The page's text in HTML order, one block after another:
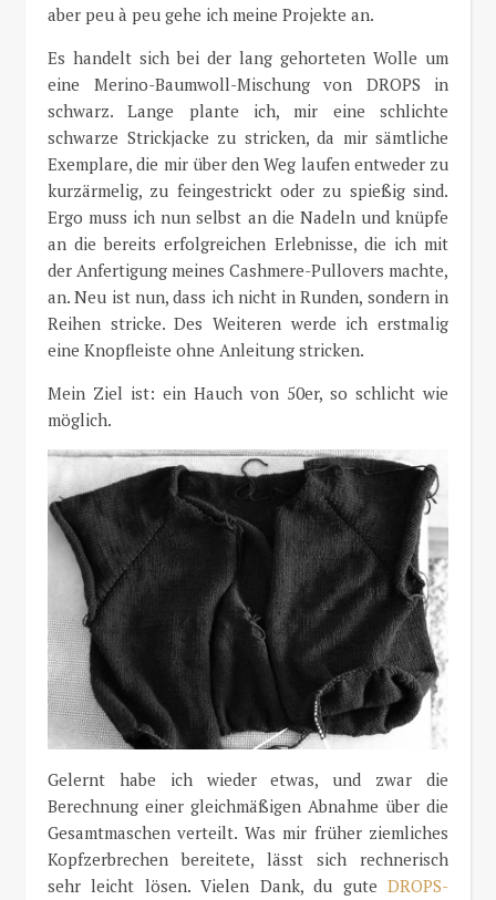
aber peu à peu gehe ich meine Projekte an.
Es handelt sich bei der lang gehorteten Wolle um
eine Merino-Baumwoll-Mischung von DROPS in
schwarz. Lange plante ich, mir eine schlichte
schwarze Strickjacke zu stricken, da mir sämtliche
Exemplare, die mir über den Weg laufen entweder zu
kurzärmelig, zu feingestrickt oder zu spießig sind.
Ergo muss ich nun selbst an die Nadeln und knüpfe
an die bereits erfolgreichen Erlebnisse, die ich mit
der Anfertigung meines Cashmere-Pullovers machte,
an. Neu ist nun, dass ich nicht in Runden, sondern in
Reihen stricke. Des Weiteren werde ich erstmalig
eine Knopfleiste ohne Anleitung stricken.
Mein Ziel ist: ein Hauch von 50er, so schlicht wie
möglich.
Gelernt habe ich wieder etwas, und zwar die
Berechnung einer gleichmäßigen Abnahme über die
Gesamtmaschen verteilt. Was mir früher ziemliches
Kopfzerbrechen bereitete, lässt sich rechnerisch
sehr leicht lösen. Vielen Dank, du gute DROPS-